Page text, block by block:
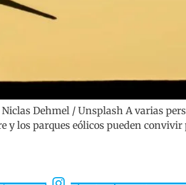
Dehmel / Unsplash A varias
y los parques eólicos pueden